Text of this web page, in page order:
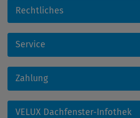
Rechtliches
Service
Zahlung
VELUX Dachfenster-Infothek